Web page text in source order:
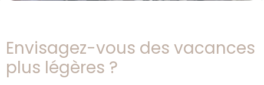
Envisagez-vous des vacances
plus légères ?